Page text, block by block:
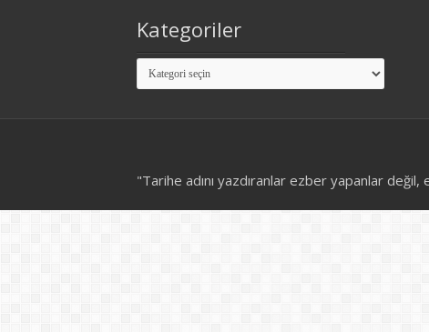
Kategoriler
Kategoriler
"Tarihe adını yazdıranlar ezber yapanlar